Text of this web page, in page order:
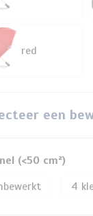
red
een
(<50 cm²)
4